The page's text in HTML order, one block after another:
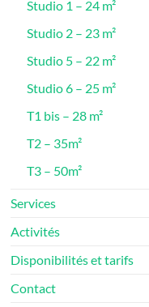
Studio 1 – 24 m²
Studio 2 – 23 m²
Studio 5 – 22 m²
Studio 6 – 25 m²
T1 bis – 28 m²
T2 – 35m²
T3 – 50m²
Services
Activités
Disponibilités et tarifs
Contact